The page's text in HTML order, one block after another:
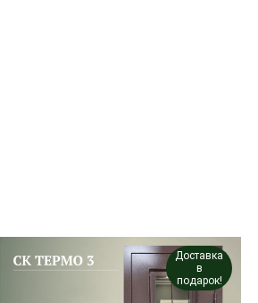
Доставка
в
подарок!